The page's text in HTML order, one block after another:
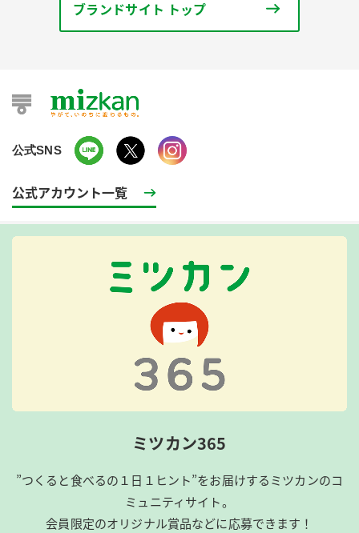
ブランドサイト トップ
公式SNS
公式アカウント一覧
ミツカン365
”つくると食べるの１日１ヒント”をお届けするミツカンのコ
ミュニティサイト。
会員限定のオリジナル賞品などに応募できます！